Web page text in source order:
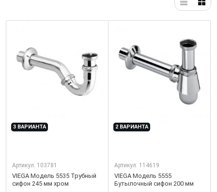
3 ВАРИАНТА
Артикул: 103781
VIEGA Модель 5535 Трубный
сифон 245 мм хром
2 ВАРИАНТА
Артикул: 114619
VIEGA Модель 5555
Бутылочный сифон 200 мм